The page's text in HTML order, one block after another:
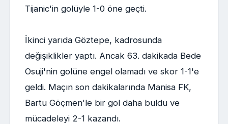
Tijanic'in golüyle 1-0 öne geçti.
İkinci yarıda Göztepe, kadrosunda
değişiklikler yaptı. Ancak 63. dakikada Bede
Osuji'nin golüne engel olamadı ve skor 1-1'e
geldi. Maçın son dakikalarında Manisa FK,
Bartu Göçmen'le bir gol daha buldu ve
mücadeleyi 2-1 kazandı.